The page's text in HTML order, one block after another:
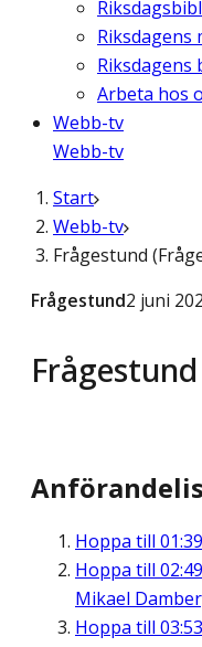
Riksdagens
Riksdagens
Arbeta hos
Webb-tv
Webb-tv
Start
Webb-tv
Frågestund
Frågestund
Frågestund2 juni
Hoppa till 01:39
Hoppa till 02:49
Mikael
Hoppa till 03:53